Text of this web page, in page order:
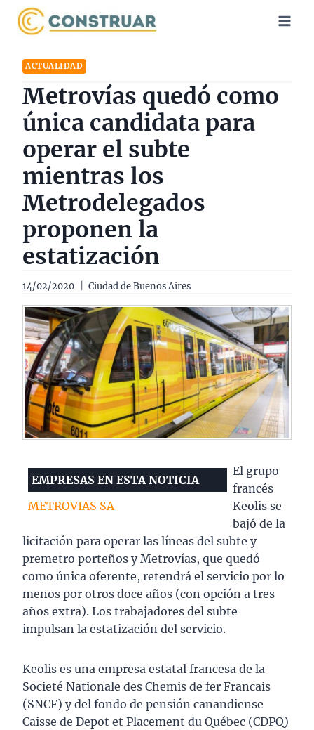
Saltar
ACTUALIDAD
Metrovías quedó como
única candidata para
operar el subte
mientras los
Metrodelegados
proponen la
estatización
14/02/2020 Ciudad de Buenos Aires
EMPRESAS EN ESTA NOTICIA
METROVIAS SA
El grupo
francés
Keolis se
bajó de la
licitación para operar las líneas del subte y
premetro porteños y Metrovías, que quedó
como única oferente, retendrá el servicio por lo
menos por otros doce años (con opción a tres
años extra). Los trabajadores del subte
impulsan la estatización del servicio.
Keolis es una empresa estatal francesa de la
Societé Nationale des Chemis de fer Francais
(SNCF) y del fondo de pensión canandiense
Caisse de Depot et Placement du Québec (CDPQ)